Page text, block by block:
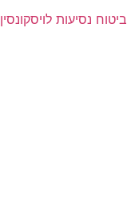
ביטוח נסיעות